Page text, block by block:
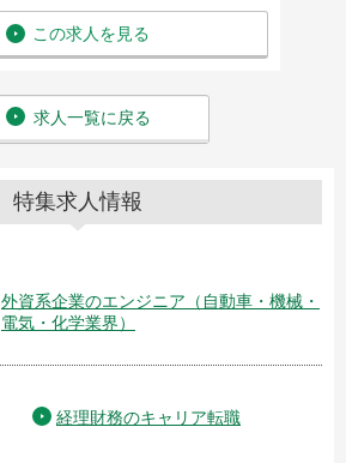
この求人を見る
求人一覧に戻る
特集求人情報
外資系企業のエンジニア（自動車・機械・
電気・化学業界）
経理財務のキャリア転職